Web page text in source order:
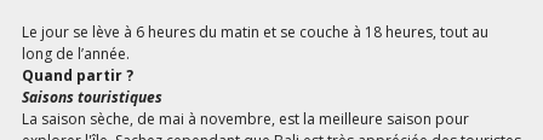
Le jour se lève à 6 heures du matin et se couche à 18 heures, tout au
long de l’année.
Quand partir ?
Saisons touristiques
La saison sèche, de mai à novembre, est la meilleure saison pour